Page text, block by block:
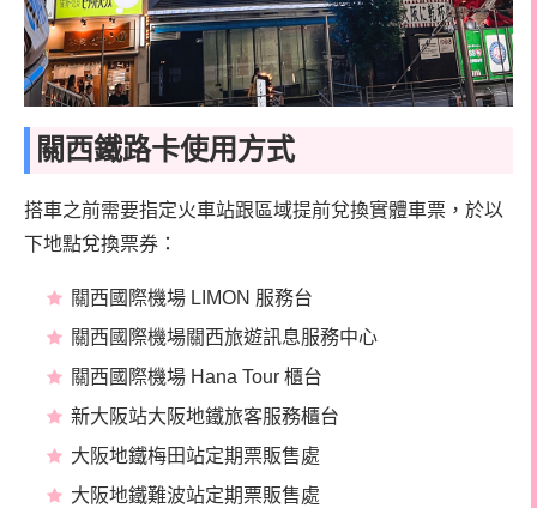
關西鐵路卡使用方式
搭車之前需要指定火車站跟區域提前兌換實體車票，於以
下地點兌換票券：
關西國際機場 LIMON 服務台
關西國際機場關西旅遊訊息服務中心
關西國際機場 Hana Tour 櫃台
新大阪站大阪地鐵旅客服務櫃台
大阪地鐵梅田站定期票販售處
大阪地鐵難波站定期票販售處